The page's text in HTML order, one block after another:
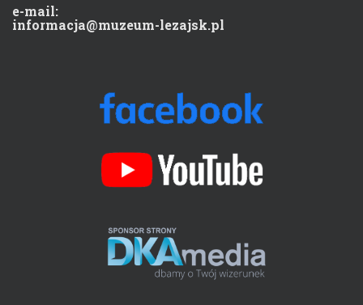
e-mail:
informacja@muzeum-lezajsk.pl